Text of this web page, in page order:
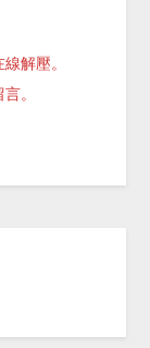
解壓。
言。